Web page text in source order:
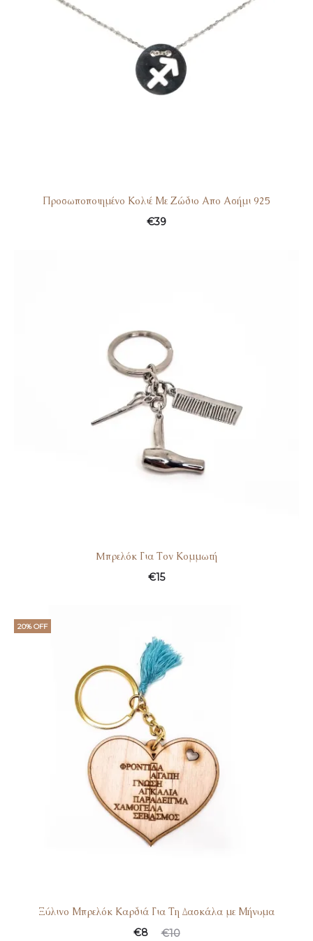
Προσωποποιημένο Κολιέ Με Ζώδιο Απο Ασήμι 925
€39
Mπρελόκ Για Τον Κομμωτή
€15
20% OFF
Ξύλινο Μπρελόκ Καρδιά Για Τη Δασκάλα με Μήνυμα
€10
€8